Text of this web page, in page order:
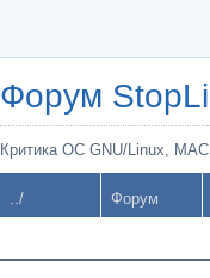
Форум
Критика ОС GNU/Linux,
../ Форум